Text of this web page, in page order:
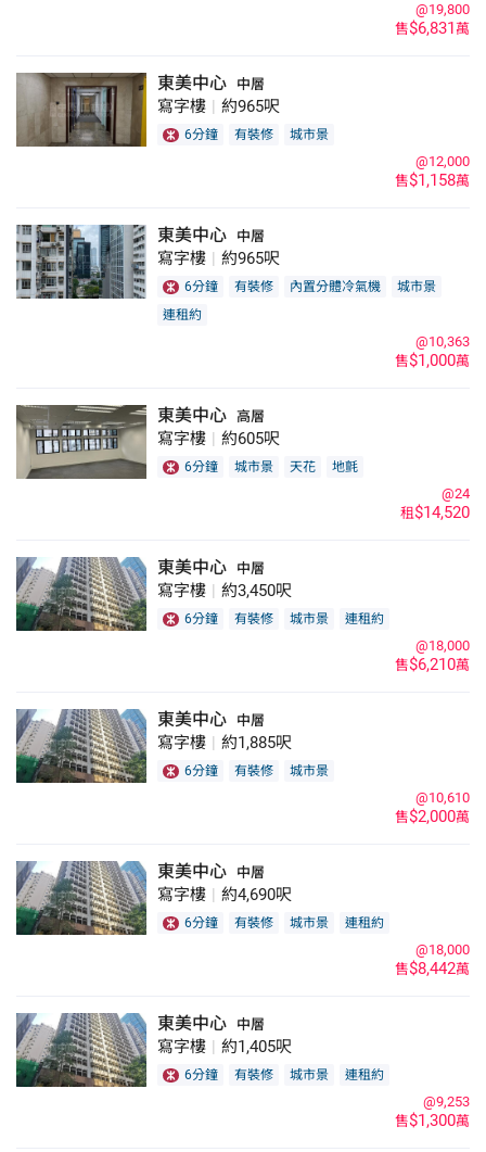
售$6,831 萬
@19,800
東美中心 中層
寫字樓 約965呎
6分鐘 有裝修 城市景
售$1,158萬
@12,000
東美中心 中層
寫字樓 約965呎
6分鐘 有裝修 內置分體冷氣機
城市景
連租約
售$1,000萬
@10,363
東美中心 高層
寫字樓 約605呎
6分鐘 城市景 天花 地氈
租$14,520
@24
東美中心 中層
寫字樓 約3,450呎
6分鐘 有裝修 城市景 連租約
售$6,210萬
@18,000
東美中心 中層
寫字樓 約1,885呎
6分鐘 有裝修 城市景
售$2,000萬
@10,610
東美中心 中層
寫字樓 約4,690呎
6分鐘 有裝修 城市景 連租約
售$8,442萬
@18,000
東美中心 中層
寫字樓 約1,405呎
6分鐘 有裝修 城市景 連租約
售$1,300萬
@9,253